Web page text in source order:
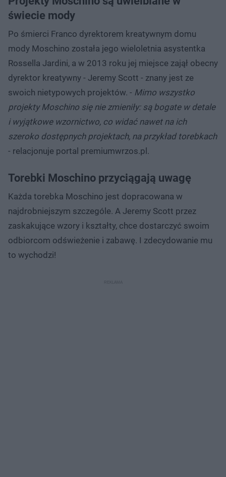
świecie mody
Po śmierci Franco dyrektorem kreatywnym domu
mody Moschino została jego wieloletnia asystentka
Rossella Jardini, a w 2013 roku jej miejsce zajął obecny
dyrektor kreatywny - Jeremy Scott - znany jest ze
swoich nietypowych projektów. - Mimo wszystko
projekty Moschino się nie zmieniły: są bogate w detale
i wyjątkowe wzornictwo, co widać nawet na ich
szeroko dostępnych projektach, na przykład torebkach
- relacjonuje portal premiumwrzos.pl.
Torebki Moschino przyciągają uwagę
Każda torebka Moschino jest dopracowana w
najdrobniejszym szczególe. A Jeremy Scott przez
zaskakujące wzory i kształty, chce dostarczyć swoim
odbiorcom odświeżenie i zabawę. I zdecydowanie mu
to wychodzi!